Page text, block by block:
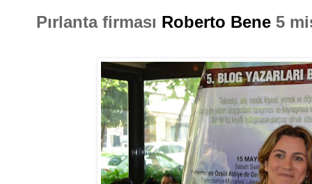
Pırlanta firması Roberto Bene 5